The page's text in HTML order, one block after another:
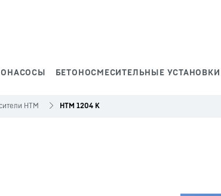
БЕТОНОСМЕСИТЕЛЬНЫЕ УСТАНОВКИ
HTM HTM 1204 K